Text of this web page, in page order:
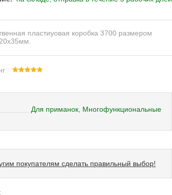
пластиуовая коробка 3700 размером
Для приманок, Многофункциональные
покупателям сделать правильный выбор!